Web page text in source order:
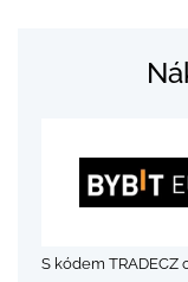
S kódem TRADECZ